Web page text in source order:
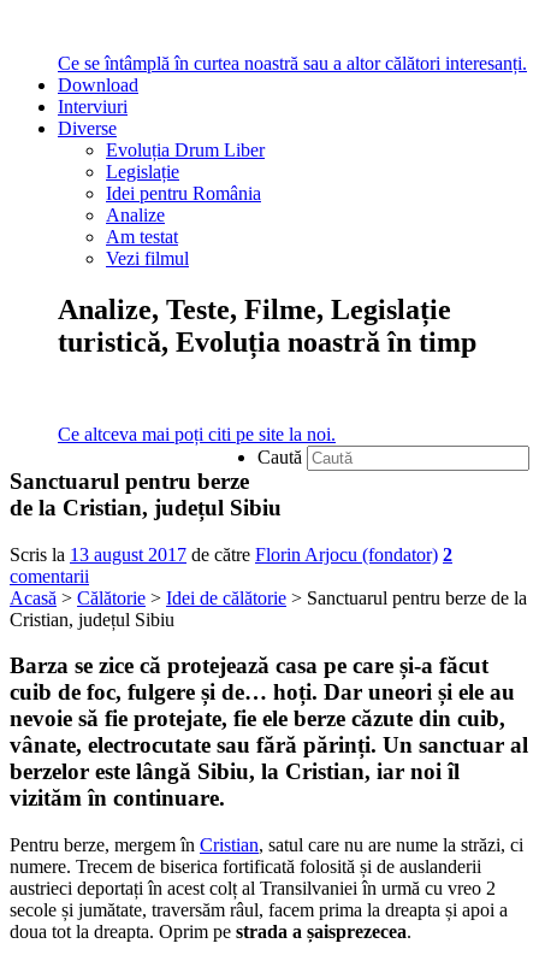
Ce se întâmplă în curtea noastră sau a altor călători interesanți.
Download
Interviuri
Diverse
Evoluția Drum Liber
Legislație
Idei pentru România
Analize
Am testat
Vezi filmul
Analize, Teste, Filme, Legislație
turistică, Evoluția noastră în timp
Ce altceva mai poți citi pe site la noi.
Caută
Sanctuarul pentru berze
de la Cristian, județul Sibiu
Scris la 13 august 2017 de către Florin Arjocu (fondator) 2
comentarii
Acasă > Călătorie > Idei de călătorie > Sanctuarul pentru berze de la
Cristian, județul Sibiu
Barza se zice că protejează casa pe care și-a făcut
cuib de foc, fulgere și de… hoți. Dar uneori și ele au
nevoie să fie protejate, fie ele berze căzute din cuib,
vânate, electrocutate sau fără părinți. Un sanctuar al
berzelor este lângă Sibiu, la Cristian, iar noi îl
vizităm în continuare.
Pentru berze, mergem în Cristian, satul care nu are nume la străzi, ci
numere. Trecem de biserica fortificată folosită și de auslanderii
austrieci deportați în acest colț al Transilvaniei în urmă cu vreo 2
secole și jumătate, traversăm râul, facem prima la dreapta și apoi a
doua tot la dreapta. Oprim pe strada a șaisprezecea.